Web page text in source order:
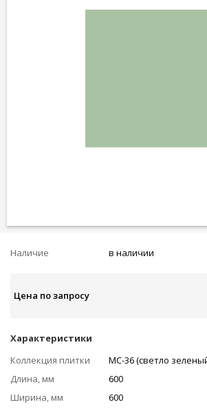
Наличие в наличии
Цена по запросу
Характеристики
Коллекция плитки
МС-36 (светло
Длина, мм
600
Ширина, мм
600